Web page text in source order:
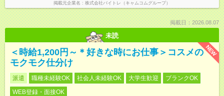
掲載元企業名 株式会社バイトレ（キャムコムグループ）
掲載日：2026.08.07
未読
NEW
＜時給1,200円～＊好きな時にお仕事＞コスメの
モクモク仕分け
派遣 職種未経験OK 社会人未経験OK 大学生歓迎
ブランクOK
WEB登録・面接OK